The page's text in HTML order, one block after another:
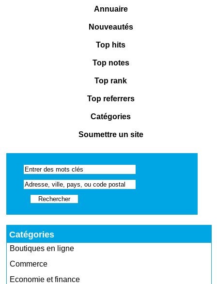
Annuaire
Nouveautés
Top hits
Top notes
Top rank
Top referrers
Catégories
Soumettre un site
Catégories
Boutiques en ligne
Commerce
Economie et finance